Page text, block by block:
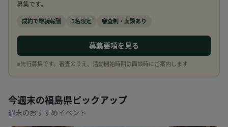
募集です。
成約で継続報酬 5名限定 審査制・面談あり
募集要項を見る
※先行募集です。審査のうえ、活動開始時期は面談時にご案内します
今週末の福島県 ピックアップ
週末のおすすめイベント